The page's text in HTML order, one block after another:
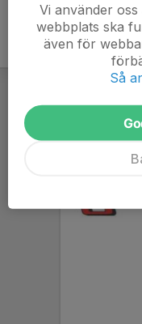
Vi använder
webbplats ska
även för
Så